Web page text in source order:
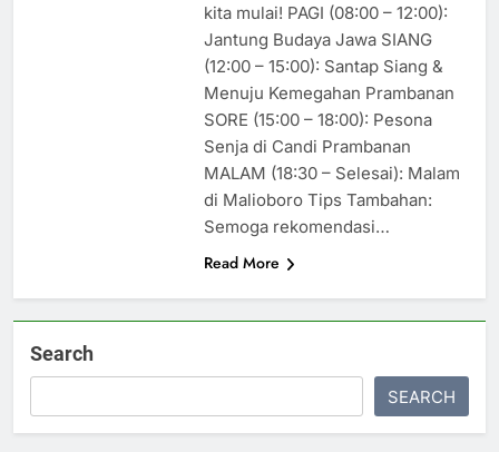
kita mulai! PAGI (08:00 – 12:00):
Jantung Budaya Jawa SIANG
(12:00 – 15:00): Santap Siang &
Menuju Kemegahan Prambanan
SORE (15:00 – 18:00): Pesona
Senja di Candi Prambanan
MALAM (18:30 – Selesai): Malam
di Malioboro Tips Tambahan:
Semoga rekomendasi…
Read More
Search
SEARCH